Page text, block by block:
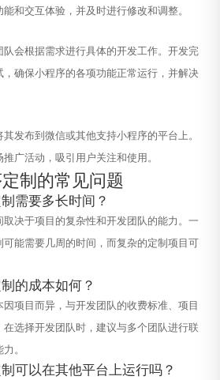
和交互体验，并及时进行修改和调整。
会根据需求进行具体的开发工作。开发完
确保小程序的各项功能正常运行，并解决
发布到微信或其他支持小程序的平台上。
广活动，吸引用户关注和使用。
制的常见问题
需要多长时间？
决于项目的复杂性和开发团队的能力。一
能需要几周的时间，而复杂的定制项目可
的成本如何？
项目而异，与开发团队的收费标准、项目
选择开发团队时，建议与多个团队进行联
。
可以在其他平台上运行吗？